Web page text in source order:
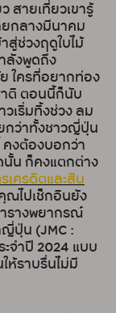
สายเที่ยวเขารู้
ยกลางมีนาคม
ช่วงฤดูใบไม้
ลังพูดถึง
ใครที่อยากท่อง
ติ ตอนนี้ก็นับ
วเริ่มทิ้งช่วง ลม
กว่าทั้งชาวญี่ปุ่น
งต้องบอกว่า
นั้น ก็คงแตกต่าง
เครดิตและสิน
ณไปเช็กอินยัง
รางพยากรณ์
ปุ่น (JMC :
จำปี 2024 แบบ
ห้ราบรื่นไม่มี